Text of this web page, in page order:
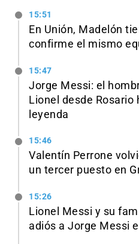
15:51
En Unión, Madelón
confirme el mismo
15:47
Jorge Messi: el
Lionel desde Rosario
leyenda
15:46
Valentín Perrone
un tercer puesto en
15:26
Lionel Messi y su
adiós a Jorge Messi